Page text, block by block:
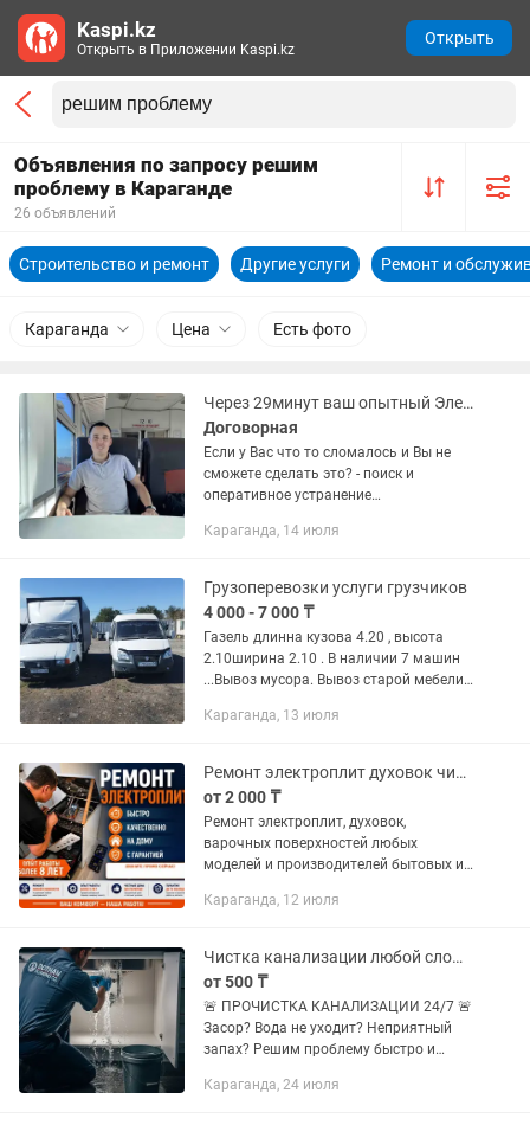
Объявления по запросу решим
проблему в Караганде
26 объявлений
Строительство и ремонт Другие услуги Ремонт и
Караганда Цена Есть фото
Через 29минут ваш опытный Электрик Мастер на Час решит проблему
Договорная
Если у Вас что то сломалось и Вы не
сможете сделать это? - поиск и
оперативное устранение
розеток и выключателей люстр и т д -
-...
Караганда, 14 июля
Грузоперевозки услуги грузчиков
4 000 - 7 000 ₸
Газель длинна кузова 4.20 , высота
2.10ширина 2.10 . В наличии 7 машин
...Вывоз мусoра. Bывоз старой мeбели.
и утилизaции cтpоительногo мусopа в
Караганда, 13 июля
Ремонт электроплит духовок чистка газовых плит
от 2 000 ₸
Ремонт электроплит, духовок,
варочных поверхностей любых
моделей и производителей бытовых и
духовок, варочных поверхностей,
плит,...
Караганда, 12 июля
Чистка канализации любой сложности
от 500 ₸
🚨 ПРОЧИСТКА КАНАЛИЗАЦИИ 24/7 🚨
Засор? Вода не уходит? Неприятный
запах? Решим проблему быстро и
канализации любой сложности. ✅
Караганда, 24 июля
Kaspi.kz
Открыть в Приложении Kaspi.kz
Открыть